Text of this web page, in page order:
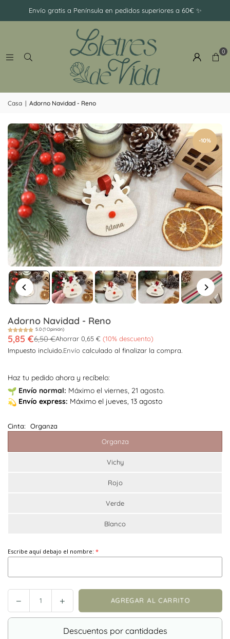
Envío gratis a Península en pedidos superiores a 60€ ✨
0
Casa | Adorno Navidad - Reno
-10%
Adorno Navidad - Reno
5.0 (1 Opinión)
Precio
habitual
5,85 €6,50 €Ahorrar 0,65 € (10% descuento)
Impuesto incluido.Envío calculado al finalizar la compra.
Haz tu pedido ahora y recíbelo:
Envíonormal: Máximo el viernes, 21 agosto.
Envíoexpress: Máximo el jueves, 13 agosto
Cinta:
Organza
Organza
Vichy
Rojo
Verde
Blanco
Escribe aquí debajo el nombre:
Reducir
cantidad
Incrementar
cantidad
Adorno
AGREGAR AL CARRITO
Descuentos por cantidades
Ramillete